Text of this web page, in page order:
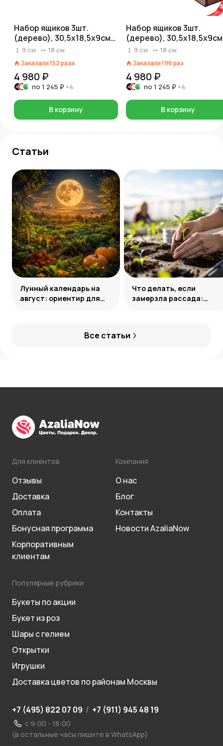
Набор ящиков 3шт.
(дерево), 30,5х18,5х9см,
палисандр
9 см 18 см
Заказали152раза
4 980 ₽
по 1 245 ₽ ×4
В корзину
Набор ящиков 3шт.
(дерево),
состаренный дуб
9 см 18 см
Заказали196раз
4 980 ₽
по 1 245 ₽ ×4
В корзину
Статьи
Все статьи
Лунный календарь на
август: ориентир для
Что делать, если
замерзла рассада:
Для клиентов
Отзывы
Доставка
Оплата
Бонусная программа
Корпоративным
клиентам
Компания
О нас
Блог
Контакты
Новости AzaliaNow
Популярные рубрики
Букеты по акции
Букет из роз
Шары с гелием
Открытки
Игрушки
Доставка цветов по районам Москвы
+7 (495) 822 07 09 / +7 (911) 945 48 19
с 9:00 - 18:00
(в остальные часы пишите в WhatsApp)